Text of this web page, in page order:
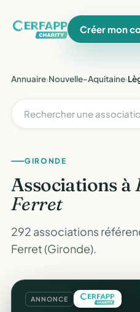
Créer mon
Annuaire›Nouvelle-Aquitaine›
GIRONDE
Associations à
Ferret
292 associations
Ferret (Gironde).
ANNONCE